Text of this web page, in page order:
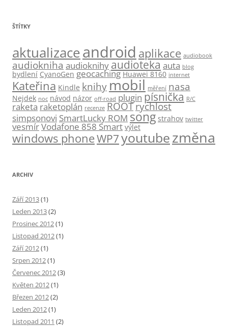
ŠTÍTKY
aktualizaceandroid aplikace audiobook
audiokniha audioknihy audioteka auta blog
bydlení CyanoGen geocaching Huawei 8160 internet
Kateřina Kindle knihy mobil měření nasa
Nejdek noc návod názor off-road plugin písnička R/C
raketa raketoplán recenze ROOTrychlost
simpsonovi SmartLucky ROM song strahov twitter
vesmírVodafone 858 Smart výlet
windows phoneWP7youtubezměna
ARCHIV
Září 2013(1)
Leden 2013(2)
Prosinec 2012(1)
Listopad 2012(1)
Září 2012(1)
Srpen 2012(1)
Červenec 2012(3)
Květen 2012(1)
Březen 2012(2)
Leden 2012(1)
Listopad 2011 (2)